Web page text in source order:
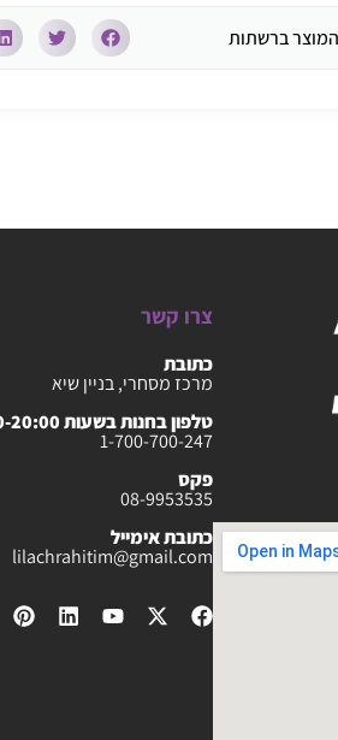
ברשתות
צרו קשר
כתובת
מרכז מסחרי, בניין שיא
טלפון בחנות בשעות 08:30-20:00
1-700-700-247
פקס
08-9953535
כתובת אימייל
lilachrahitim@gmail.com